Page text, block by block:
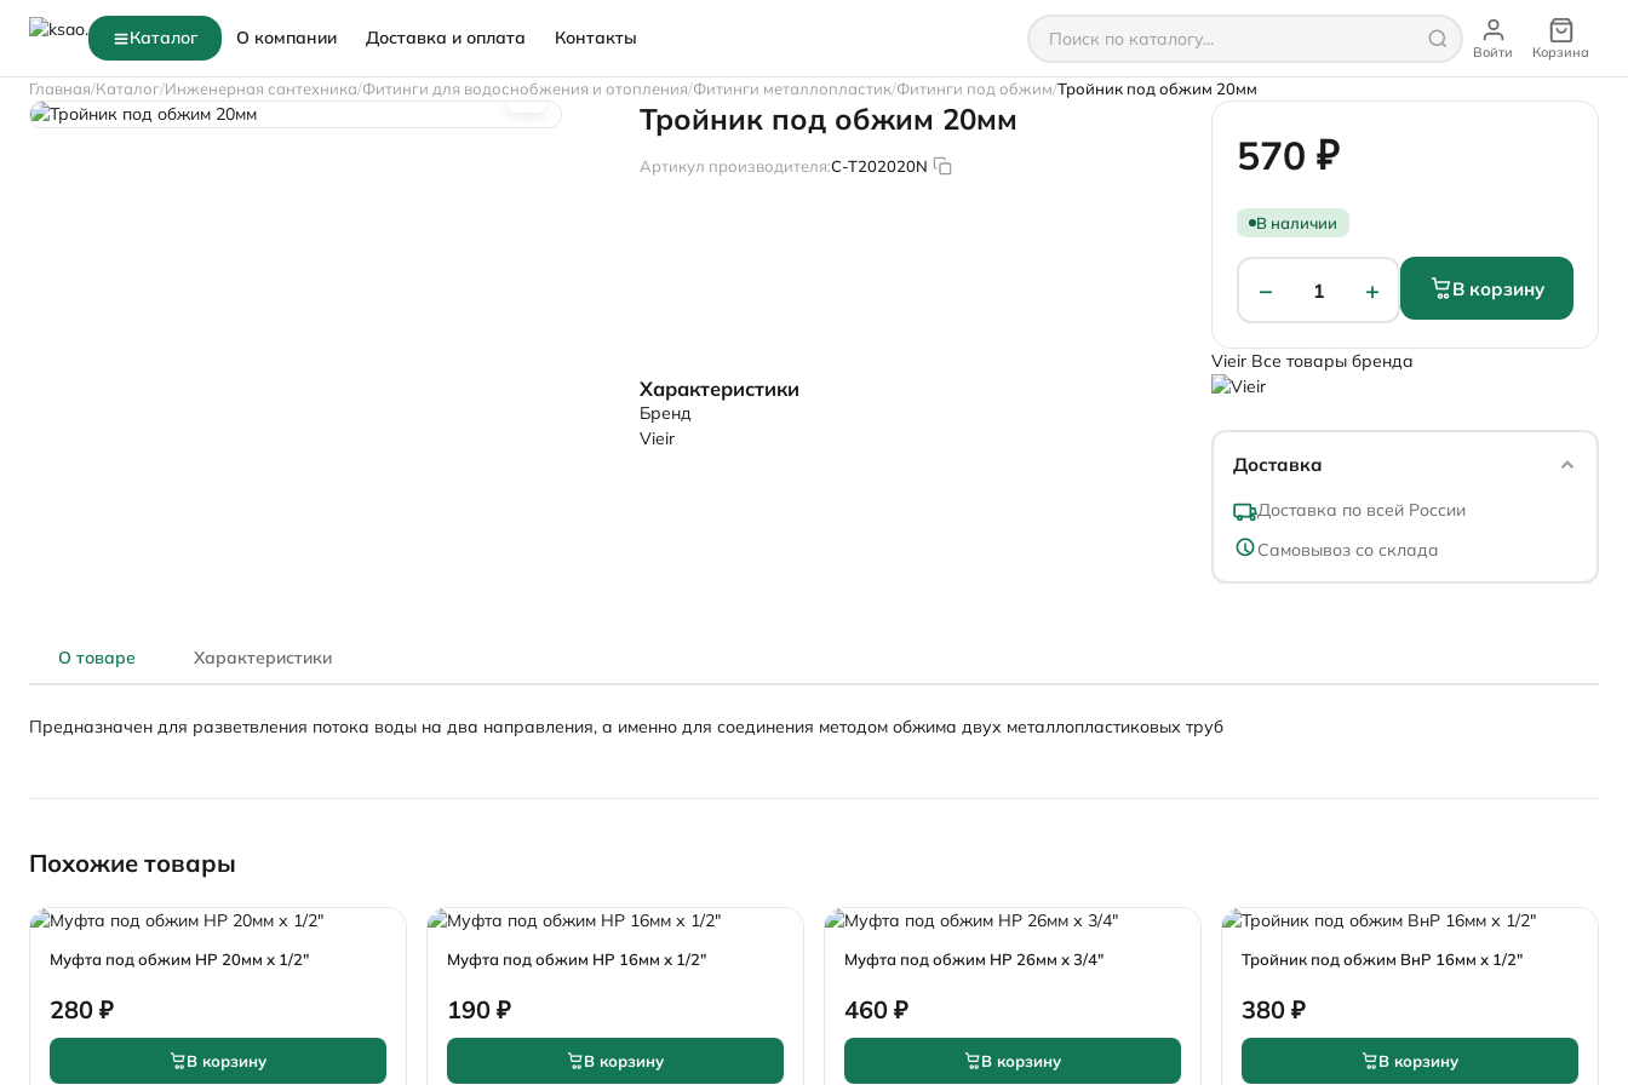
Каталог О компании Доставка и оплата Контакты
Войти Корзина
Главная Каталог Инженерная сантехника Фитинги для водоснобжения и отопления Фитинги металлопластик Фитинги под обжим Тройник под обжим 20мм
Тройник под обжим 20мм
Артикул производителя:C-T202020N 570 ₽
В наличии
− 1 + В корзину
Vieir Все товары бренда
Доставка
Доставка по всей России
Самовывоз со склада
Характеристики
Бренд
Vieir
О товаре Характеристики
Предназначен для разветвления потока воды на два направления, а именно для соединения методом обжима двух металлопластиковых труб
Похожие товары
Муфта под обжим НР 20мм х 1/2"
280 ₽
В корзину
Муфта под обжим НР 16мм х 1/2"
190 ₽
В корзину
Муфта под обжим НР 26мм х 3/4"
460 ₽
В корзину
Тройник под обжим ВнР 16мм х 1/2"
380 ₽
В корзину